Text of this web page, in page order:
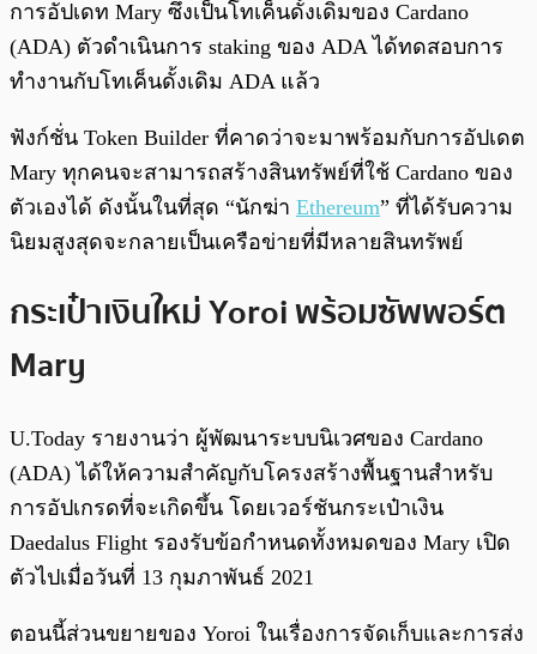
การอัปเดท Mary ซึ่งเป็นโทเค็นดั้งเดิมของ Cardano
(ADA) ตัวดำเนินการ staking ของ ADA ได้ทดสอบการ
ทำงานกับโทเค็นดั้งเดิม ADA แล้ว
ฟังก์ชั่น Token Builder ที่คาดว่าจะมาพร้อมกับการอัปเดต
Mary ทุกคนจะสามารถสร้างสินทรัพย์ที่ใช้ Cardano ของ
ตัวเองได้ ดังนั้นในที่สุด “นักฆ่า Ethereum” ที่ได้รับความ
นิยมสูงสุดจะกลายเป็นเครือข่ายที่มีหลายสินทรัพย์
กระเป๋าเงินใหม่ Yoroi พร้อมซัพพอร์ต
Mary
U.Today รายงานว่า ผู้พัฒนาระบบนิเวศของ Cardano
(ADA) ได้ให้ความสำคัญกับโครงสร้างพื้นฐานสำหรับ
การอัปเกรดที่จะเกิดขึ้น โดยเวอร์ชันกระเป๋าเงิน
Daedalus Flight รองรับข้อกำหนดทั้งหมดของ Mary เปิด
ตัวไปเมื่อวันที่ 13 กุมภาพันธ์ 2021
ตอนนี้ส่วนขยายของ Yoroi ในเรื่องการจัดเก็บและการส่ง